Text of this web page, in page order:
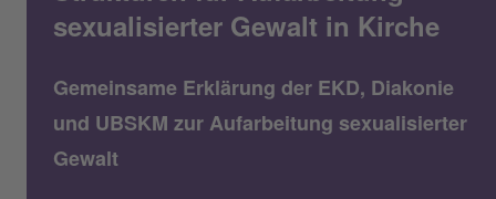
sexualisierter Gewalt in Kirche
Gemeinsame Erklärung der EKD, Diakonie
und UBSKM zur Aufarbeitung sexualisierter
Gewalt